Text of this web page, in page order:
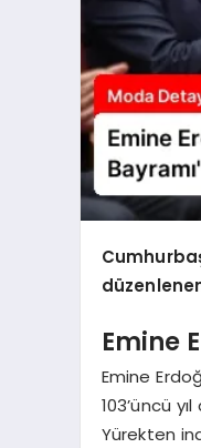
Emine
Emine
103’üncü
Yürekten